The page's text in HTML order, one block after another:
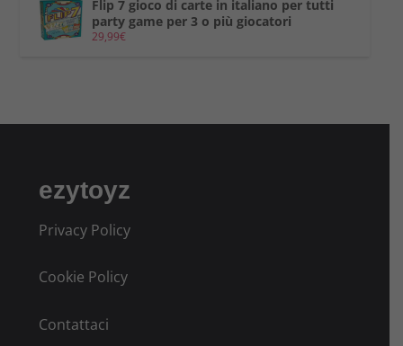
Flip 7 gioco di carte in italiano per tutti
party game per 3 o più giocatori
29,99€
ezytoyz
Privacy Policy
Cookie Policy
Contattaci